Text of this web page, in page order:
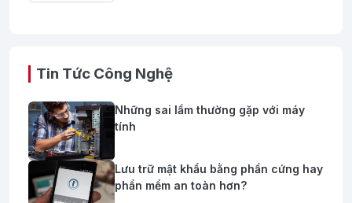
liên hệ vào giờ hành chính)
Tin Tức Công Nghệ
Những sai lầm thường gặp với máy
tính
Lưu trữ mật khẩu bằng phần cứng hay
phần mềm an toàn hơn?